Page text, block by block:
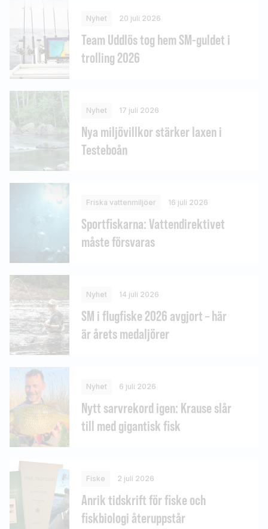
Nyhet 20 juli 2026
Team Uddlös tog hem SM-guldet i
trolling 2026
Nyhet 17 juli 2026
Nya miljövillkor stärker laxen i
Testeboån
Friska vattenmiljöer 16 juli 2026
Sportfiskarna: Vattendirektivet
måste försvaras
Nyhet 14 juli 2026
SM i flugfiske 2026 avgjort – här
är årets medaljörer
Nyhet 6 juli 2026
Nytt sarvrekord igen: Krause slår
till med gigantisk fisk
Fiske 2 juli 2026
Anrik tidskrift för fiske och
fiskbiologi återuppstår